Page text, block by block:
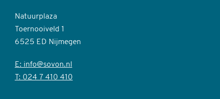
Natuurplaza
Toernooiveld 1
6525 ED Nijmegen
E: info@sovon.nl
T: 024 7 410 410